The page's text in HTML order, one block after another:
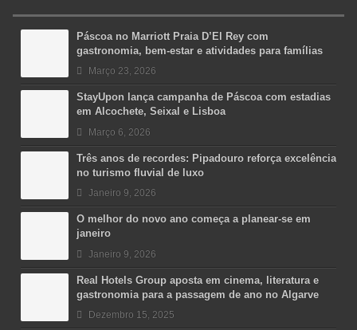
Páscoa no Marriott Praia D’El Rey com
gastronomia, bem-estar e atividades para famílias
Março 23, 2026
StayUpon lança campanha de Páscoa com estadias
em Alcochete, Seixal e Lisboa
Março 6, 2026
Três anos de recordes: Pipadouro reforça excelência
no turismo fluvial de luxo
Janeiro 9, 2026
O melhor do novo ano começa a planear-se em
janeiro
Janeiro 9, 2026
Real Hotels Group aposta em cinema, literatura e
gastronomia para a passagem de ano no Algarve
Dezembro 15, 2025